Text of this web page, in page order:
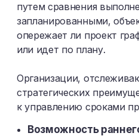
путем сравнения
запланированными,
опережает ли проект
или идет по плану.
Организации,
стратегических
к управлению сроками
Возможность